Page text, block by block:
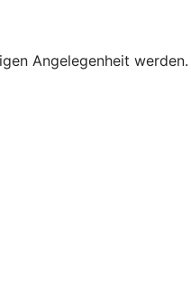
Angelegenheit